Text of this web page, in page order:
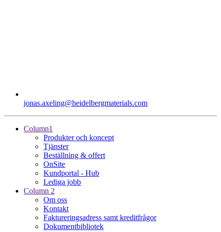
jonas.axeling​@heidelbergmaterials.com
Column1
Produkter och koncept
Tjänster
Beställning & offert
OnSite
Kundportal - Hub
Lediga jobb
Column 2
Om oss
Kontakt
Faktureringsadress samt kreditfrågor
Dokumentbibliotek